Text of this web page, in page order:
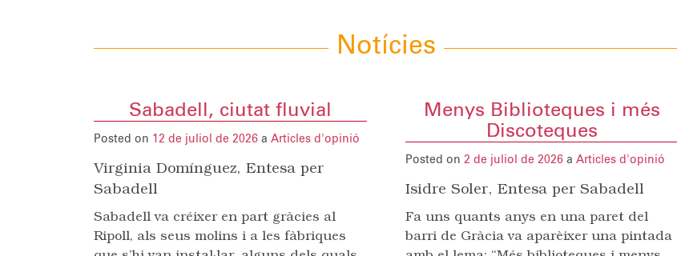
Notícies
Sabadell, ciutat fluvial
Posted on 12 de juliol de 2026 a Articles d'opinió
Virginia Domínguez, Entesa per
Sabadell
Sabadell va créixer en part gràcies al
Ripoll, als seus molins i a les fàbriques
Menys Biblioteques i més
Discoteques
Posted on 2 de juliol de 2026 a Articles d'opinió
Isidre Soler, Entesa per Sabadell
Fa uns quants anys en una paret del
barri de Gràcia va aparèixer una pintada